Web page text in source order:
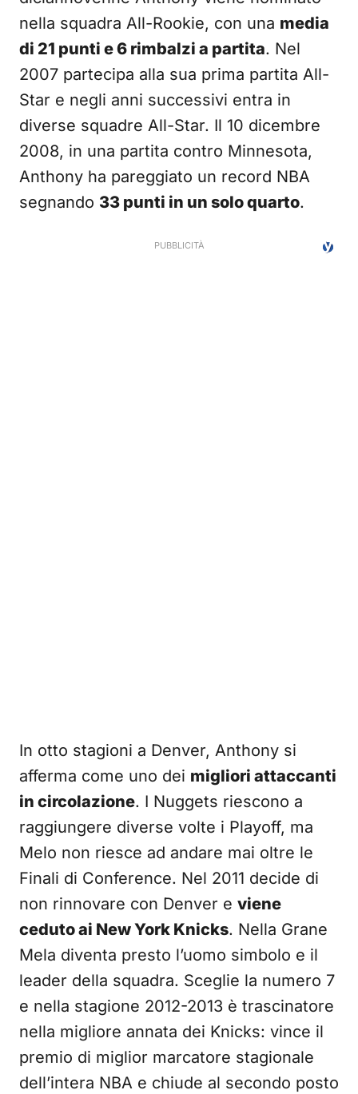
nella squadra All-Rookie, con una media
di 21 punti e 6 rimbalzi a partita. Nel
2007 partecipa alla sua prima partita All-
Star e negli anni successivi entra in
diverse squadre All-Star. Il 10 dicembre
2008, in una partita contro Minnesota,
Anthony ha pareggiato un record NBA
segnando 33 punti in un solo quarto.
In otto stagioni a Denver, Anthony si
afferma come uno dei migliori attaccanti
in circolazione. I Nuggets riescono a
raggiungere diverse volte i Playoff, ma
Melo non riesce ad andare mai oltre le
Finali di Conference. Nel 2011 decide di
non rinnovare con Denver e viene
ceduto ai New York Knicks. Nella Grane
Mela diventa presto l’uomo simbolo e il
leader della squadra. Sceglie la numero 7
e nella stagione 2012-2013 è trascinatore
nella migliore annata dei Knicks: vince il
premio di miglior marcatore stagionale
dell’intera NBA e chiude al secondo posto